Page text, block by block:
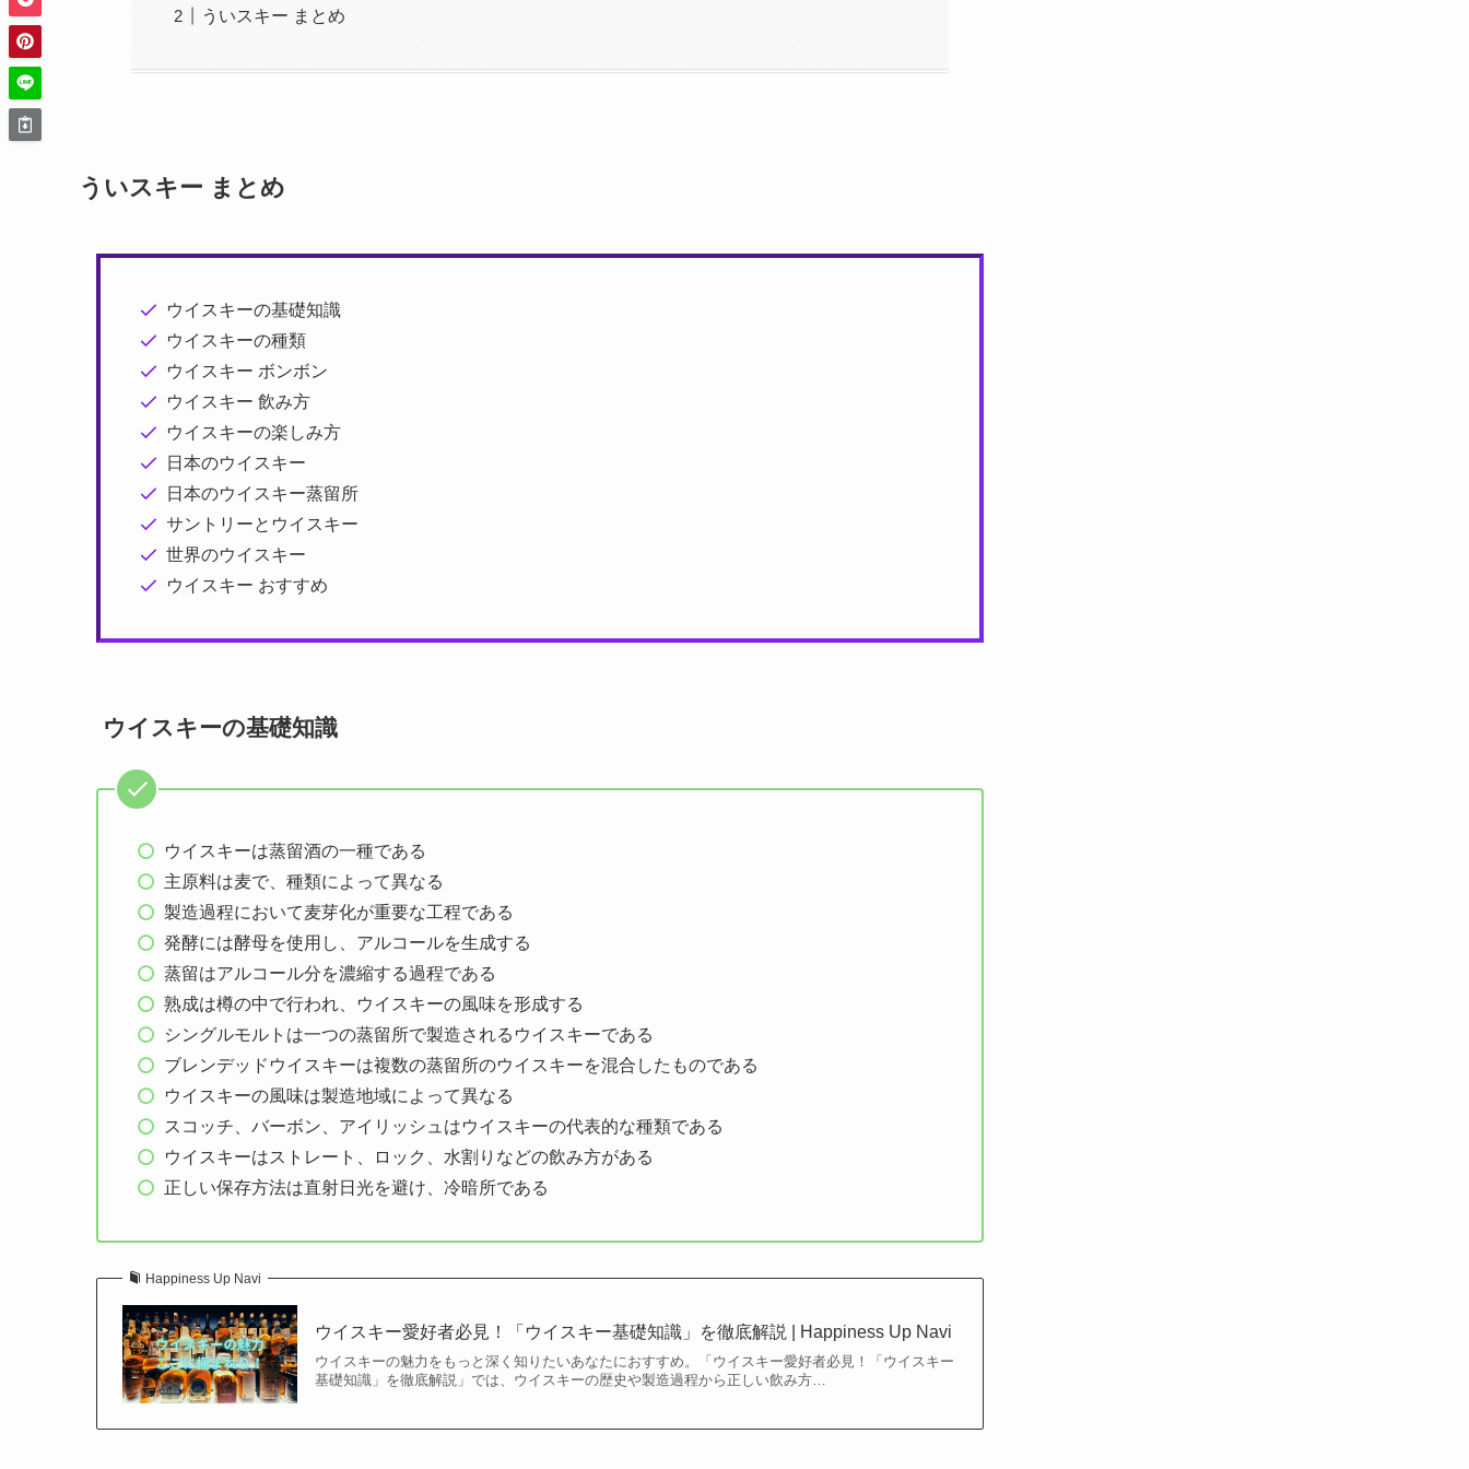
ういスキー まとめ
ういスキー まとめ
ウイスキーの基礎知識
ウイスキーの種類
ウイスキー ボンボン
ウイスキー 飲み方
ウイスキーの楽しみ方
日本のウイスキー
日本のウイスキー蒸留所
サントリーとウイスキー
世界のウイスキー
ウイスキー おすすめ
ウイスキーの基礎知識
ウイスキーは蒸留酒の一種である
主原料は麦で、種類によって異なる
製造過程において麦芽化が重要な工程である
発酵には酵母を使用し、アルコールを生成する
蒸留はアルコール分を濃縮する過程である
熟成は樽の中で行われ、ウイスキーの風味を形成する
シングルモルトは一つの蒸留所で製造されるウイスキーである
ブレンデッドウイスキーは複数の蒸留所のウイスキーを混合したものである
ウイスキーの風味は製造地域によって異なる
スコッチ、バーボン、アイリッシュはウイスキーの代表的な種類である
ウイスキーはストレート、ロック、水割りなどの飲み方がある
正しい保存方法は直射日光を避け、冷暗所である
Happiness Up Navi
ウイスキー愛好者必見！「ウイスキー基礎知識」を徹底解説 | Happiness Up Navi
ウイスキーの魅力をもっと深く知りたいあなたにおすすめ。「ウイスキー愛好者必見！「ウイスキー
基礎知識」を徹底解説」では、ウイスキーの歴史や製造過程から正しい飲み方…